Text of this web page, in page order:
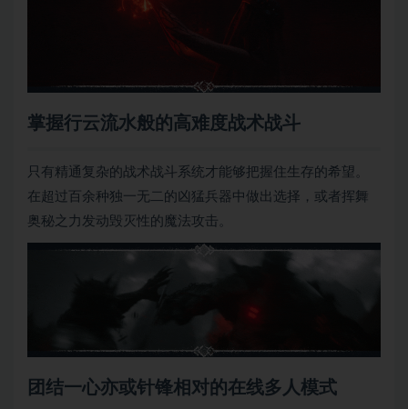
掌握行云流水般的高难度战术战斗
只有精通复杂的战术战斗系统才能够把握住生存的希望。
在超过百余种独一无二的凶猛兵器中做出选择，或者挥舞
奥秘之力发动毁灭性的魔法攻击。
团结一心亦或针锋相对的在线多人模式